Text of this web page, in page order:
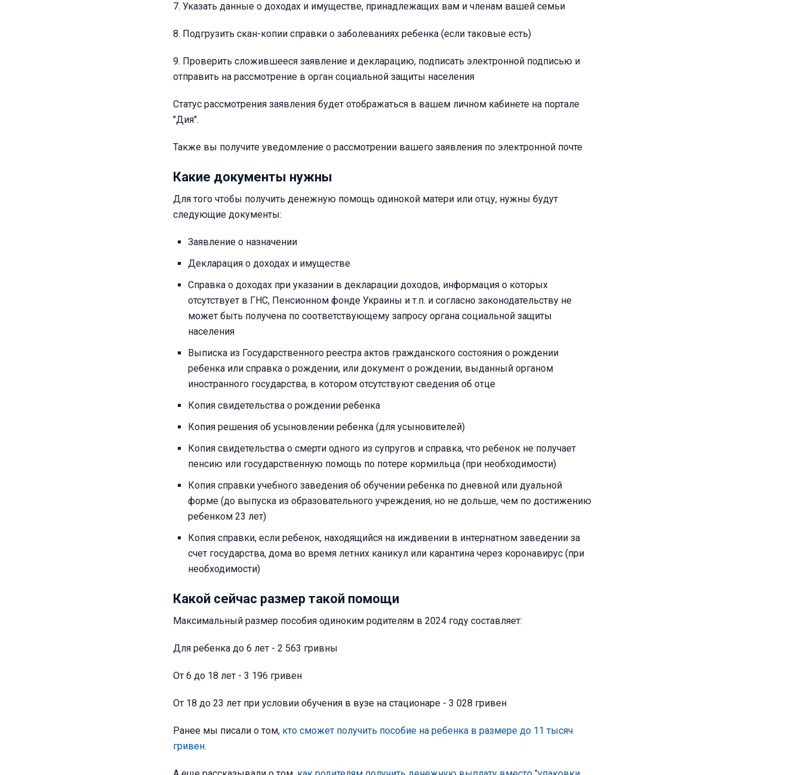
7. Указать данные о доходах и имуществе, принадлежащих вам и членам вашей семьи
8. Подгрузить скан-копии справки о заболеваниях ребенка (если таковые есть)
9. Проверить сложившееся заявление и декларацию, подписать электронной подписью и
отправить на рассмотрение в орган социальной защиты населения
Статус рассмотрения заявления будет отображаться в вашем личном кабинете на портале
"Дия".
Также вы получите уведомление о рассмотрении вашего заявления по электронной почте
Какие документы нужны
Для того чтобы получить денежную помощь одинокой матери или отцу, нужны будут
следующие документы:
Заявление о назначении
Декларация о доходах и имуществе
Справка о доходах при указании в декларации доходов, информация о которых
отсутствует в ГНС, Пенсионном фонде Украины и т.п. и согласно законодательству не
может быть получена по соответствующему запросу органа социальной защиты
населения
Выписка из Государственного реестра актов гражданского состояния о рождении
ребенка или справка о рождении, или документ о рождении, выданный органом
иностранного государства, в котором отсутствуют сведения об отце
Копия свидетельства о рождении ребенка
Копия решения об усыновлении ребенка (для усыновителей)
Копия свидетельства о смерти одного из супругов и справка, что ребенок не получает
пенсию или государственную помощь по потере кормильца (при необходимости)
Копия справки учебного заведения об обучении ребенка по дневной или дуальной
форме (до выпуска из образовательного учреждения, но не дольше, чем по достижению
ребенком 23 лет)
Копия справки, если ребенок, находящийся на иждивении в интернатном заведении за
счет государства, дома во время летних каникул или карантина через коронавирус (при
необходимости)
Какой сейчас размер такой помощи
Максимальный размер пособия одиноким родителям в 2024 году составляет:
Для ребенка до 6 лет - 2 563 гривны
От 6 до 18 лет - 3 196 гривен
От 18 до 23 лет при условии обучения в вузе на стационаре - 3 028 гривен
Ранее мы писали о том, кто сможет получить пособие на ребенка в размере до 11 тысяч
гривен.